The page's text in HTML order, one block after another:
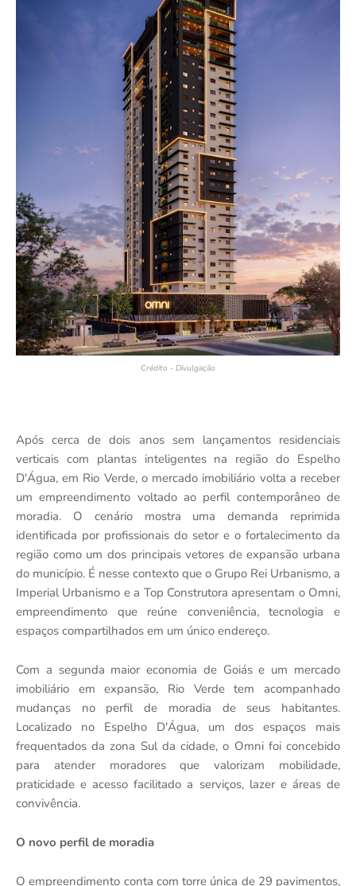
Crédito - Divulgação
Após cerca de dois anos sem lançamentos residenciais
verticais com plantas inteligentes na região do Espelho
D'Água, em Rio Verde, o mercado imobiliário volta a receber
um empreendimento voltado ao perfil contemporâneo de
moradia. O cenário mostra uma demanda reprimida
identificada por profissionais do setor e o fortalecimento da
região como um dos principais vetores de expansão urbana
do município. É nesse contexto que o Grupo Rei Urbanismo, a
Imperial Urbanismo e a Top Construtora apresentam o Omni,
empreendimento que reúne conveniência, tecnologia e
espaços compartilhados em um único endereço.
Com a segunda maior economia de Goiás e um mercado
imobiliário em expansão, Rio Verde tem acompanhado
mudanças no perfil de moradia de seus habitantes.
Localizado no Espelho D'Água, um dos espaços mais
frequentados da zona Sul da cidade, o Omni foi concebido
para atender moradores que valorizam mobilidade,
praticidade e acesso facilitado a serviços, lazer e áreas de
convivência.
O novo perfil de moradia
O empreendimento conta com torre única de 29 pavimentos,